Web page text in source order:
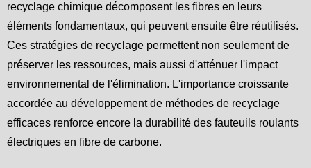
recyclage chimique décomposent les fibres en leurs
éléments fondamentaux, qui peuvent ensuite être réutilisés.
Ces stratégies de recyclage permettent non seulement de
préserver les ressources, mais aussi d'atténuer l'impact
environnemental de l'élimination. L'importance croissante
accordée au développement de méthodes de recyclage
efficaces renforce encore la durabilité des fauteuils roulants
électriques en fibre de carbone.